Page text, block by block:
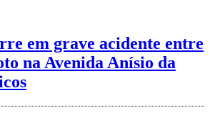
em grave acidente entre
na Avenida Anísio da